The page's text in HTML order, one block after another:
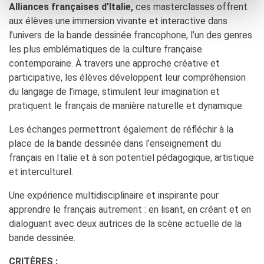
Alliances françaises d’Italie, ces masterclasses offrent
aux élèves une immersion vivante et interactive dans
l’univers de la bande dessinée francophone, l’un des genres
les plus emblématiques de la culture française
contemporaine. À travers une approche créative et
participative, les élèves développent leur compréhension
du langage de l’image, stimulent leur imagination et
pratiquent le français de manière naturelle et dynamique.
Les échanges permettront également de réfléchir à la
place de la bande dessinée dans l’enseignement du
français en Italie et à son potentiel pédagogique, artistique
et interculturel.
Une expérience multidisciplinaire et inspirante pour
apprendre le français autrement : en lisant, en créant et en
dialoguant avec deux autrices de la scène actuelle de la
bande dessinée.
CRITÈRES :